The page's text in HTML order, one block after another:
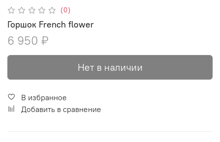
(0)
Горшок French flower
6 950 ₽
Нет в наличии
В избранное
Добавить в сравнение